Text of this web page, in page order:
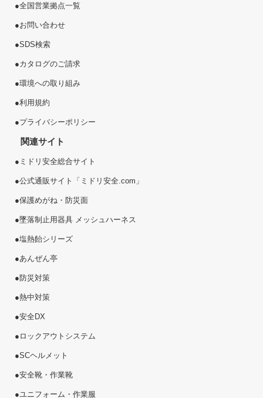
●全国営業拠点一覧
●お問い合わせ
●SDS検索
●カタログのご請求
●環境への取り組み
●利用規約
●プライバシーポリシー
関連サイト
● ミドリ安全総合サイト
●公式通販サイト「ミドリ安全.com」
●保護めがね・防災面
●墜落制止用器具 メッシュハーネス
●塩熱飴シリーズ
●あんぜん亭
●防災対策
●熱中対策
●安全DX
● ロックアウトシステム
●SCヘルメット
●安全靴・作業靴
●ユニフォーム・作業服